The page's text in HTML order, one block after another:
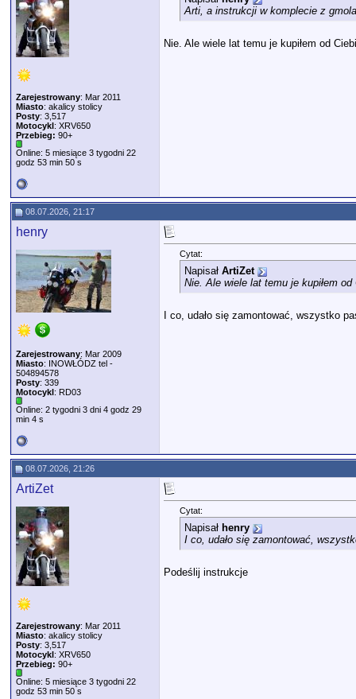
Zarejestrowany: Mar 2011
Miasto: akalicy stolicy
Posty: 3,517
Motocykl: XRV650
Przebieg: 90+
Online: 5 miesiące 3 tygodni 22
godz 53 min 50 s
Arti, a instrukcji w komplecie z
Nie. Ale wiele lat temu je kupiłem od
08.07.2026, 21:17
henry
Zarejestrowany: Mar 2009
Miasto: INOWŁÓDZ tel -
504894578
Posty: 339
Motocykl: RD03
Online: 2 tygodni 3 dni 4 godz 29
min 4 s
Cytat:
Napisał ArtiZet
Nie. Ale wiele lat temu je kupiłem od
I co, udało się zamontować, wszystko
08.07.2026, 21:26
ArtiZet
Zarejestrowany: Mar 2011
Miasto: akalicy stolicy
Posty: 3,517
Motocykl: XRV650
Przebieg: 90+
Online: 5 miesiące 3 tygodni 22
godz 53 min 50 s
Cytat:
Napisał henry
I co, udało się zamontować,
Podeślij instrukcje